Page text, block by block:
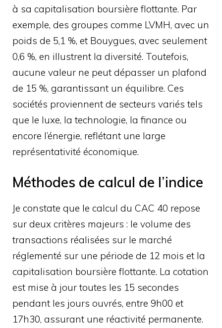
à sa capitalisation boursière flottante. Par
exemple, des groupes comme LVMH, avec un
poids de 5,1 %, et Bouygues, avec seulement
0,6 %, en illustrent la diversité. Toutefois,
aucune valeur ne peut dépasser un plafond
de 15 %, garantissant un équilibre. Ces
sociétés proviennent de secteurs variés tels
que le luxe, la technologie, la finance ou
encore l’énergie, reflétant une large
représentativité économique.
Méthodes de calcul de l’indice
Je constate que le calcul du CAC 40 repose
sur deux critères majeurs : le volume des
transactions réalisées sur le marché
réglementé sur une période de 12 mois et la
capitalisation boursière flottante. La cotation
est mise à jour toutes les 15 secondes
pendant les jours ouvrés, entre 9h00 et
17h30, assurant une réactivité permanente.